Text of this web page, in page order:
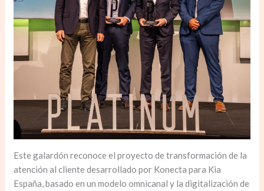
Este galardón reconoce el proyecto de transformación de la
atención al cliente desarrollado por Konecta para Kia
España, basado en un modelo omnicanal y la digitalización de